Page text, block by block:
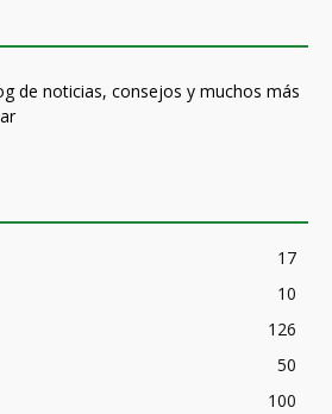
de noticias, consejos y muchos más
17
10
126
50
100